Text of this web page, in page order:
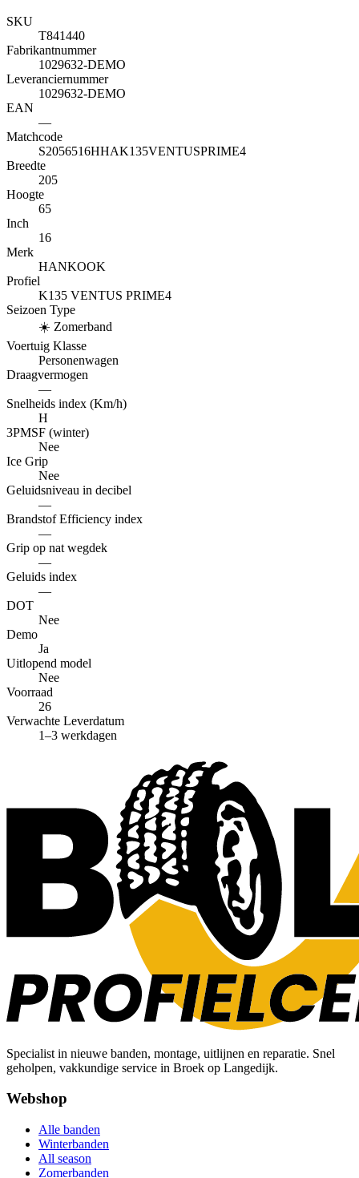
SKU
T841440
Fabrikantnummer
1029632-DEMO
Leveranciernummer
1029632-DEMO
EAN
—
Matchcode
S2056516HHAK135VENTUSPRIME4
Breedte
205
Hoogte
65
Inch
16
Merk
HANKOOK
Profiel
K135 VENTUS PRIME4
Seizoen Type
☀️ Zomerband
Voertuig Klasse
Personenwagen
Draagvermogen
—
Snelheids index (Km/h)
H
3PMSF (winter)
Nee
Ice Grip
Nee
Geluidsniveau in decibel
—
Brandstof Efficiency index
—
Grip op nat wegdek
—
Geluids index
—
DOT
Nee
Demo
Ja
Uitlopend model
Nee
Voorraad
26
Verwachte Leverdatum
1–3 werkdagen
Specialist in nieuwe banden, montage, uitlijnen en reparatie. Snel
geholpen, vakkundige service in Broek op Langedijk.
Webshop
Alle banden
Winterbanden
All season
Zomerbanden